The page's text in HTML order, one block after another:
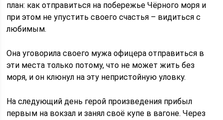
план: как отправиться на побережье Чёрного моря и
при этом не упустить своего счастья – видиться с
любимым.
Она уговорила своего мужа офицера отправиться в
эти места только потому, что не может жить без
моря, и он клюнул на эту непристойную уловку.
На следующий день герой произведения прибыл
первым на вокзал и занял своё купе в вагоне. Через